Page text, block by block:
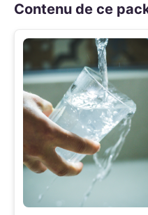
Contenu de ce